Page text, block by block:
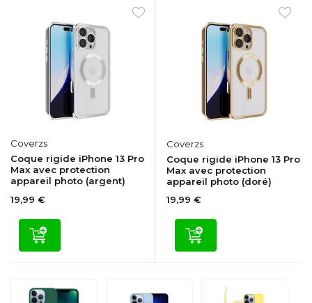
Coverzs
Coque rigide iPhone 13 Pro
Max avec protection
appareil photo (argent)
19,99 €
Coverzs
Coque rigide iPhone 13 Pro
Max avec protection
appareil photo (doré)
19,99 €